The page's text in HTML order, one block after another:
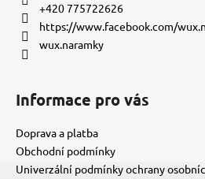
+420 775722626
https://www.facebook.com/
wux.naramky
Informace pro vás
Doprava a platba
Obchodní podmínky
Univerzální podmínky ochrany